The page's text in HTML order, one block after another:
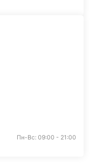
Пн-Вс: 09:00 - 21:00